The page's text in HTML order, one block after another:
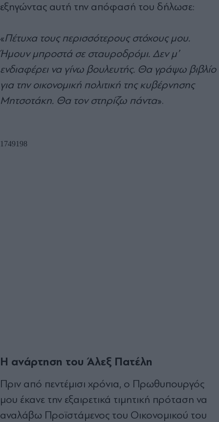
εξηγώντας αυτή την απόφασή του δήλωσε:
«Πέτυχα τους περισσότερους στόχους μου.
Ήμουν μπροστά σε σταυροδρόμι. Δεν μ’
ενδιαφέρει να γίνω βουλευτής. Θα γράψω βιβλίο
για την οικονομική πολιτική της κυβέρνησης
Μητσοτάκη. Θα τον στηρίζω πάντα».
Η ανάρτηση του Άλεξ Πατέλη
Πριν από πεντέμισι χρόνια, ο Πρωθυπουργός
μου έκανε την εξαιρετικά τιμητική πρόταση να
αναλάβω Προϊστάμενος του Οικονομικού του